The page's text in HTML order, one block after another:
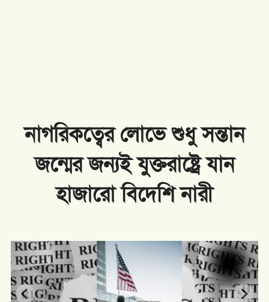
নাগরিকত্বের লোভে শুধু সন্তান
জন্মের জন্যই যুক্তরাষ্ট্রে যান
হাজারো বিদেশি নারী